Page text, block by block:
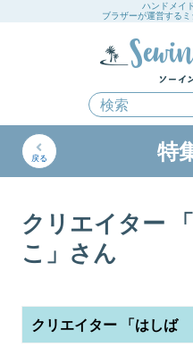
ハンドメイ
ブラザーが運営する
戻る 特
クリエイター
こ」さん
クリエイター 「はしば